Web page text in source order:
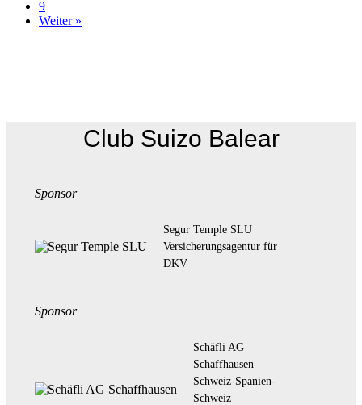
9
Weiter »
Club Suizo Balear
Sponsor
Segur Temple SLU
Versicherungsagentur für
DKV
Sponsor
Schäfli AG
Schaffhausen
Schweiz-Spanien-
Schweiz